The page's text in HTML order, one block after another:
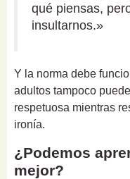
qué piensas,
insultarnos.»
Y la norma debe
adultos tampoco
respetuosa mientras
ironía.
¿Podemos
mejor?